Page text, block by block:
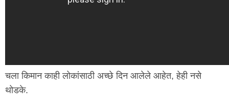
चला किमान काही लोकांसाठी अच्छे दिन आलेले आहेत, हेही नसे
थोडके.